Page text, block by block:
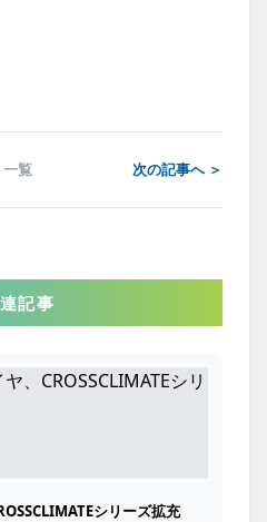
一覧 次の記事へ ＞
記事
シリーズ拡充